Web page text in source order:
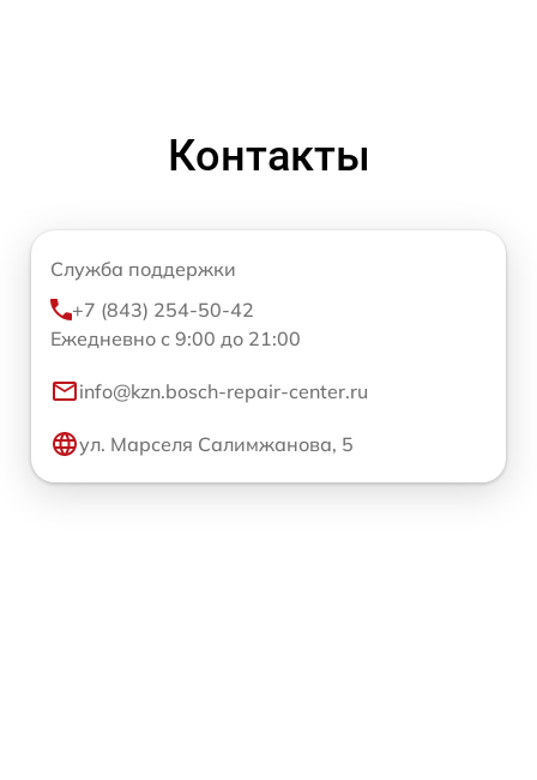
Контакты
Служба поддержки
+7 (843) 254-50-42
Ежедневно с 9:00 до 21:00
info@kzn.bosch-repair-center.ru
ул. Марселя Салимжанова, 5